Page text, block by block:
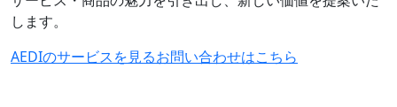
します。
AEDIのサービスを見るお問い合わせはこちら